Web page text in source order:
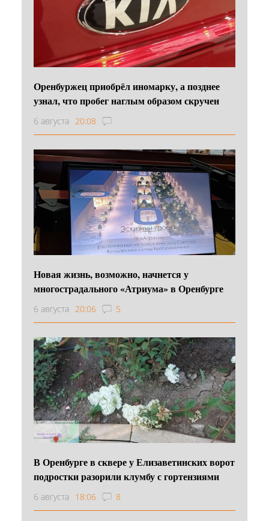
Оренбуржец приобрёл иномарку, а позднее
узнал, что пробег наглым образом скручен
6 августа 20:08
Новая жизнь, возможно, начнется у
многострадального «Атриума» в Оренбурге
6 августа 20:06 5
В Оренбурге в сквере у Елизаветинских ворот
подростки разорили клумбу с гортензиями
6 августа 18:06 8